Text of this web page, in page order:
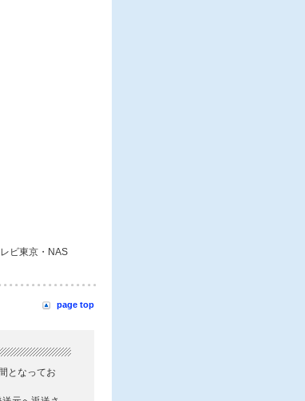
ビ東京・NAS
page top